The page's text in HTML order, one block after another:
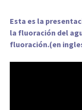
Esta es la
la fluoración del
fluoración.(en